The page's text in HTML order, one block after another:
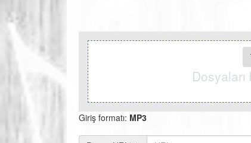
Giriş formatı: MP3